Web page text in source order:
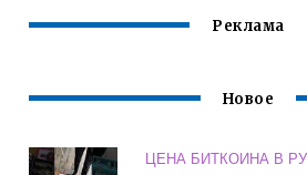
Реклама
Новое
ЦЕНА БИТКОИНА В